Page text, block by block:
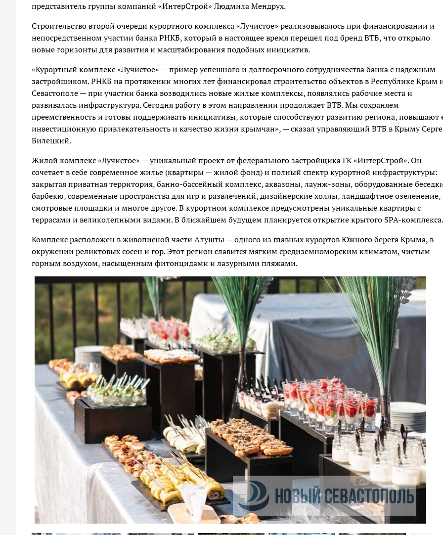
представитель группы компаний «ИнтерСтрой» Людмила Мендрух.
Строительство второй очереди курортного комплекса «Лучистое» реализовывалось при финансировании и
непосредственном участии банка РНКБ, который в настоящее время перешел под бренд ВТБ, что открыло
новые горизонты для развития и масштабирования подобных инициатив.
«Курортный комплекс «Лучистое» — пример успешного и долгосрочного сотрудничества банка с надежным
застройщиком. РНКБ на протяжении многих лет финансировал строительство объектов в Республике Крым
Севастополе — при участии банка возводились новые жилые комплексы, появлялись рабочие места и
развивалась инфраструктура. Сегодня работу в этом направлении продолжает ВТБ. Мы сохраняем
преемственность и готовы поддерживать инициативы, которые способствуют развитию региона, повышают
инвестиционную привлекательность и качество жизни крымчан», — сказал управляющий ВТБ в Крыму
Билецкий.
Жилой комплекс «Лучистое» — уникальный проект от федерального застройщика ГК «ИнтерСтрой». Он
сочетает в себе современное жилье (квартиры — жилой фонд) и полный спектр курортной инфраструктуры:
закрытая приватная территория, банно-бассейный комплекс, аквазоны, лаунж-зоны, оборудованные
барбекю, современные пространства для игр и развлечений, дизайнерские холлы, ландшафтное озеленение,
смотровые площадки и многое другое. В курортном комплексе предусмотрены уникальные квартиры с
террасами и великолепными видами. В ближайшем будущем планируется открытие крытого SPA-комплекса.
Комплекс расположен в живописной части Алушты — одного из главных курортов Южного берега Крыма, в
окружении реликтовых сосен и гор. Этот регион славится мягким средиземноморским климатом, чистым
горным воздухом, насыщенным фитонцидами и лазурными пляжами.